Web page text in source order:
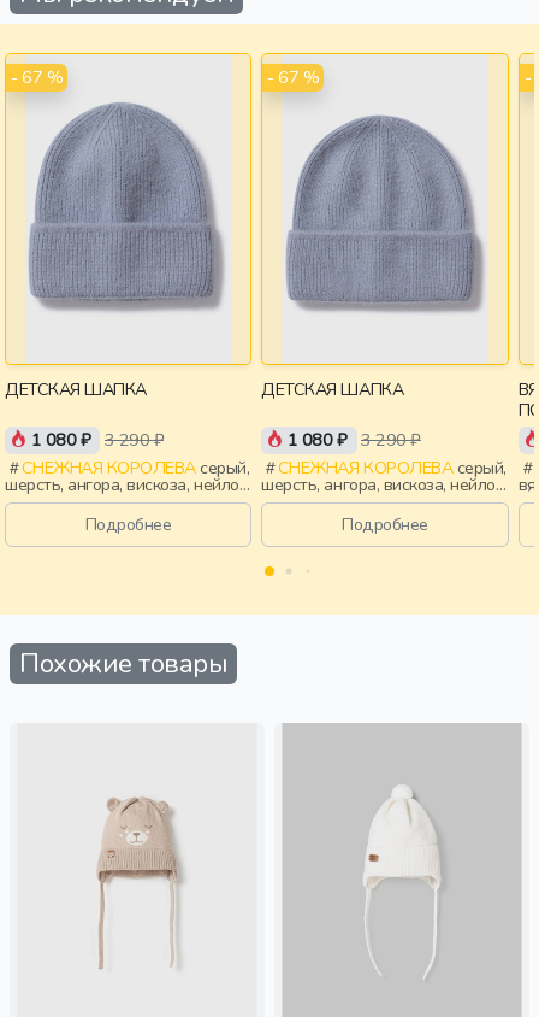
- 67 %
ДЕТСКАЯ ШАПКА
1 080 ₽ 3 290 ₽
СНЕЖНАЯ КОРОЛЕВАсерый,
шерсть, ангора, вискоза, нейлон,
зима, осень, россия, девочки,
Подробнее
- 67 %
ДЕТСКАЯ ШАПКА
1 080 ₽ 3 290 ₽
СНЕЖНАЯ КОРОЛЕВАсерый,
шерсть, ангора, вискоза, нейлон,
зима, осень, россия, мальчики,
Подробнее
-
Похожие товары